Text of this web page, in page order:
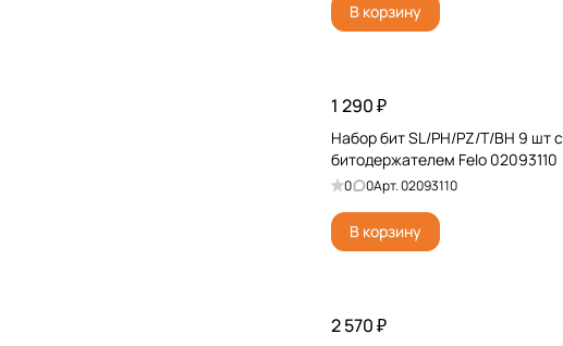
В корзину
1 290 ₽
Набор бит SL/PH/PZ/T/BH 9 шт с
битодержателем Felo 02093110
0 0Арт.02093110
В корзину
2 570 ₽